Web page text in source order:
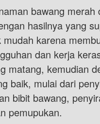
bawang merah
hasilnya yang
karena
dan kerja
matang, kemudian
baik, mulai dari
bibit bawang,
pemupukan.